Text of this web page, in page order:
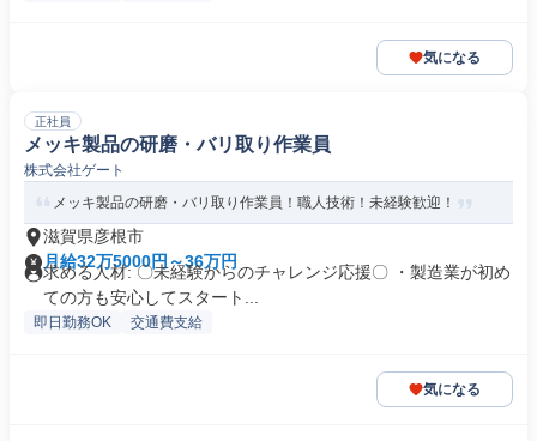
気になる
正社員
メッキ製品の研磨・バリ取り作業員
株式会社ゲート
メッキ製品の研磨・バリ取り作業員！職人技術！未経験歓迎！
滋賀県彦根市
月給32万5000円～36万円
求める人材: 〇未経験からのチャレンジ応援〇 ・製造業が初め
ての方も安心してスタート...
即日勤務OK 交通費支給
気になる